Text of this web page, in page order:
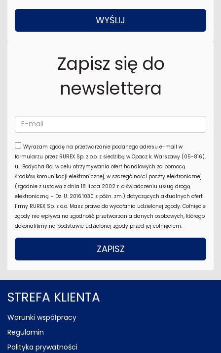
Zapisz się do
newslettera
Wyrażam zgodę na przetwarzanie podanego adresu e-mail w
formularzu przez RUREX Sp. z o.o. z siedzibą w Opacz k. Warszawy (05-816),
ul. Bodycha 8a. w celu otrzymywania ofert handlowych za pomocą
środków komunikacji elektronicznej, w szczególności poczty elektronicznej
(zgodnie z ustawą z dnia 18 lipca 2002 r. o świadczeniu usług drogą
elektroniczną – Dz. U. 2016.1030 z późn. zm.) dotyczących aktualnych ofert
firmy RUREX Sp. z o.o. Masz prawo do wycofania udzielonej zgody. Cofnięcie
zgody nie wpływa na zgodność przetwarzania danych osobowych, którego
dokonaliśmy na podstawie udzielonej zgody przed jej cofnięciem.
STREFA KLIENTA
Warunki współpracy
Regulamin
Polityka prywatności